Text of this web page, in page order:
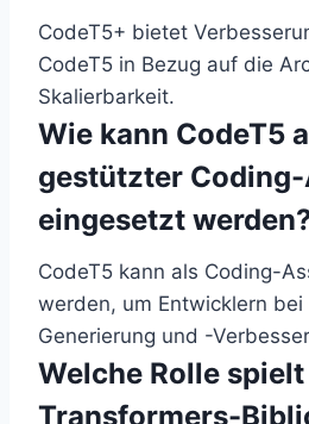
CodeT5+ bietet
CodeT5 in Bezug auf die
Skalierbarkeit.
Wie kann CodeT5
gestützter
eingesetzt
CodeT5 kann als Coding-
werden, um Entwicklern
Generierung und -
Welche Rolle
Transformers-